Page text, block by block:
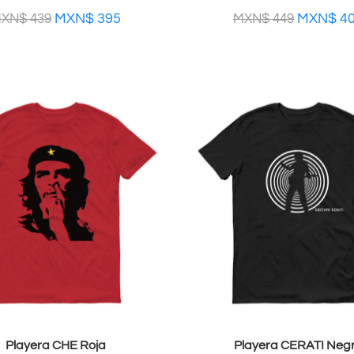
439 MXN$395 MXN$449 MXN$
Playera CHE Roja Playera CERATI